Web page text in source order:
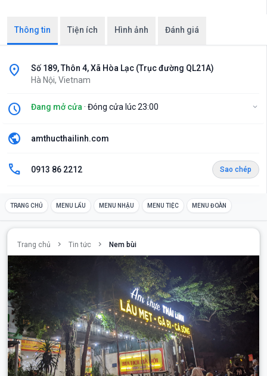
Thông tin Tiện ích Hình ảnh Đánh giá
location_on
Số 189, Thôn 4, Xã Hòa Lạc (Trục đường QL21A)
Hà Nội, Vietnam
schedule Đang mở cửa · Đóng cửa lúc 23:00 expand_more
public amthucthailinh.com
call 0913 86 2212 Sao chép
TRANG CHỦ MENU LẨU MENU NHẬU MENU TIỆC MENU ĐOÀN
Trang chủ chevron_right Tin tức chevron_right Nem bùi